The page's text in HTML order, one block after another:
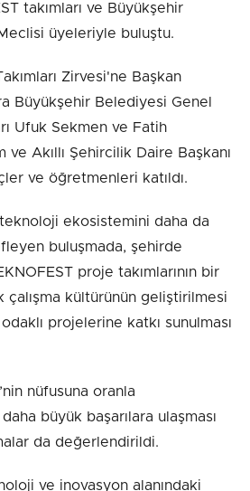
takımları ve Büyükşehir
üyeleriyle buluştu.
Zirvesi'ne Başkan
Büyükşehir Belediyesi Genel
Ufuk Sekmen ve Fatih
Akıllı Şehircilik Daire Başkanı
ve öğretmenleri katıldı.
ekosistemini daha da
buluşmada, şehirde
proje takımlarının bir
çalışma kültürünün geliştirilmesi
projelerine katkı sunulması
nüfusuna oranla
büyük başarılara ulaşması
da değerlendirildi.
ve inovasyon alanındaki